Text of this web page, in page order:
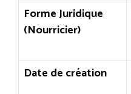
Forme Juridique
(Nourricier)
Date de création